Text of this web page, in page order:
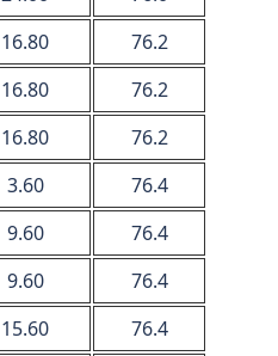
16.80
76.2
16.80
76.2
16.80
76.2
3.60
76.4
9.60
76.4
9.60
76.4
15.60
76.4